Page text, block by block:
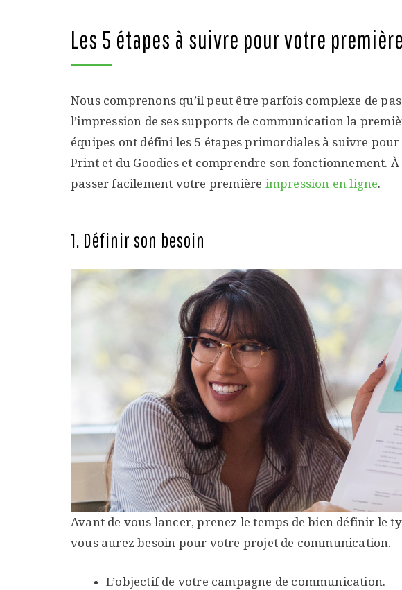
Les 5 étapes à suivre pour votre
Nous comprenons qu’il peut être parfois complexe de
l’impression de ses supports de communication la
équipes ont défini les 5 étapes primordiales à suivre
Print et du Goodies et comprendre son fonctionnement.
passer facilement votre première impression en ligne.
1. Définir son besoin
Avant de vous lancer, prenez le temps de bien définir le
vous aurez besoin pour votre projet de communication.
L’objectif de votre campagne de communication.